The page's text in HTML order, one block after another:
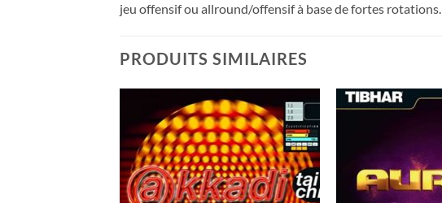
jeu offensif ou allround/offensif à base de fortes rotations.
PRODUITS SIMILAIRES
Ajouter
aux
souhaits